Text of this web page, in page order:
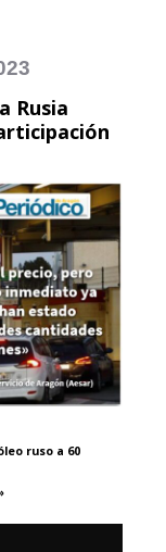
Rusia
ruso a 60